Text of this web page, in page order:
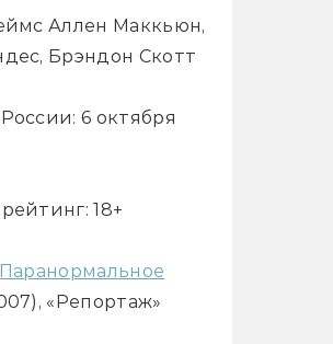
Аллен Маккьюн,
Брэндон Скотт
6 октября
18+
Паранормальное
«Репортаж»